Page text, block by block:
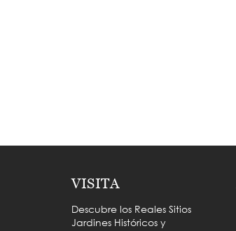
VISITA
Descubre los Reales Sitios
Jardines Históricos y